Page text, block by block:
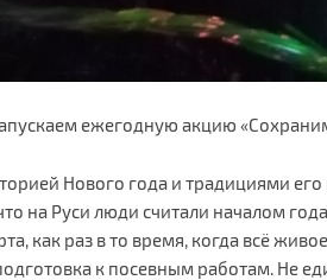
ежегодную акцию
Нового года и традициями
на Руси люди считали началом
как раз в то время, когда всё
к посевным работам. Не